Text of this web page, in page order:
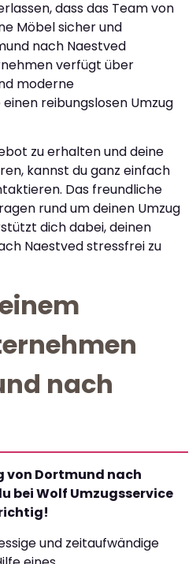
dass das Team von
Möbel sicher und
nach Naestved
verfügt über
moderne
reibungslosen Umzug
zu erhalten und deine
kannst du ganz einfach
Das freundliche
rund um deinen Umzug
dich dabei, deinen
Naestved stressfrei zu
nach
von Dortmund nach
bei Wolf Umzugsservice
und zeitaufwändige